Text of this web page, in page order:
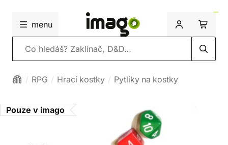
menu
Vyhledávání
RPG Hrací kostky Pytlíky na kostky
Pouze v imago